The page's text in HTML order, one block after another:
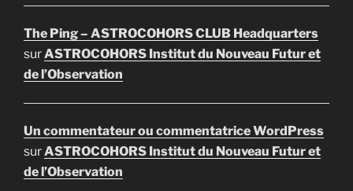
The Ping – ASTROCOHORS CLUB Headquarters
surASTROCOHORS Institut du Nouveau Futur et
de l’Observation
Un commentateur ou commentatrice WordPress
surASTROCOHORS Institut du Nouveau Futur et
de l’Observation